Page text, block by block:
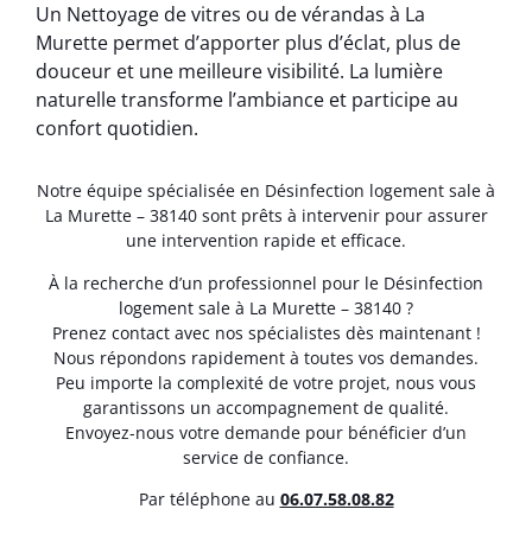
Un Nettoyage de vitres ou de vérandas à La
Murette permet d’apporter plus d’éclat, plus de
douceur et une meilleure visibilité. La lumière
naturelle transforme l’ambiance et participe au
confort quotidien.
Notre équipe spécialisée en Désinfection logement sale à
La Murette – 38140 sont prêts à intervenir pour assurer
une intervention rapide et efficace.
À la recherche d’un professionnel pour le Désinfection
logement sale à La Murette – 38140 ?
Prenez contact avec nos spécialistes dès maintenant !
Nous répondons rapidement à toutes vos demandes.
Peu importe la complexité de votre projet, nous vous
garantissons un accompagnement de qualité.
Envoyez-nous votre demande pour bénéficier d’un
service de confiance.
Par téléphone au 06.07.58.08.82